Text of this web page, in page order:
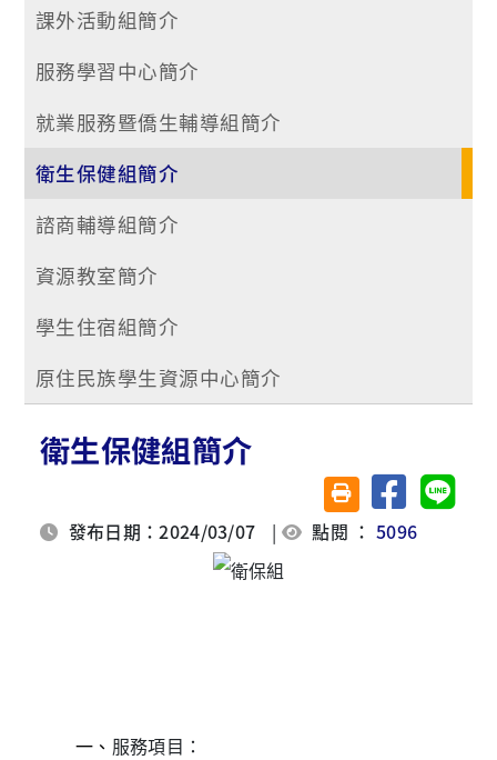
課外活動組簡介
服務學習中心簡介
就業服務暨僑生輔導組簡介
衛生保健組簡介
諮商輔導組簡介
資源教室簡介
學生住宿組簡介
原住民族學生資源中心簡介
衛生保健組簡介
友善列印(另開視窗)
分享至臉書分享
發布日期：2024/03/07 | 點閱 ：5096
一、 服務項目：